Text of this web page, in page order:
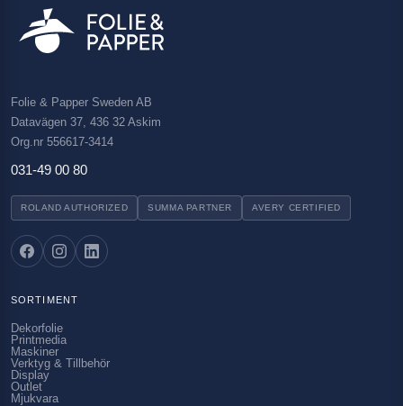
Folie & Papper Sweden AB
Datavägen 37, 436 32 Askim
Org.nr 556617-3414
031-49 00 80
ROLAND AUTHORIZED SUMMA PARTNER AVERY CERTIFIED
SORTIMENT
Dekorfolie
Printmedia
Maskiner
Verktyg & Tillbehör
Display
Outlet
Mjukvara